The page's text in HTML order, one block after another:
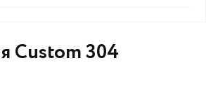
Custom 304